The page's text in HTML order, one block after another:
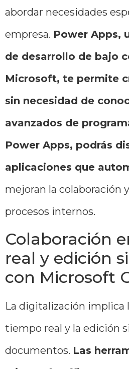
abordar necesidades
empresa. Power Apps,
de desarrollo de bajo
Microsoft, te permite
sin necesidad de
avanzados de
Power Apps, podrás
aplicaciones que
mejoran la colaboración
procesos internos.
Colaboración
real y edición
con Microsoft
La digitalización implica
tiempo real y la edición
documentos. Las